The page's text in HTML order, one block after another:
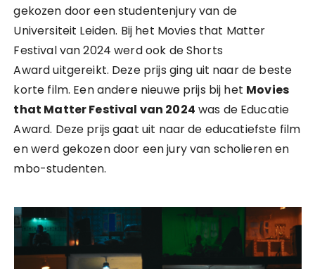
gekozen door een studentenjury van de
Universiteit Leiden. Bij het Movies that Matter
Festival van 2024 werd ook de Shorts
Award uitgereikt. Deze prijs ging uit naar de beste
korte film. Een andere nieuwe prijs bij het Movies
that Matter Festival van 2024 was de Educatie
Award. Deze prijs gaat uit naar de educatiefste film
en werd gekozen door een jury van scholieren en
mbo-studenten.